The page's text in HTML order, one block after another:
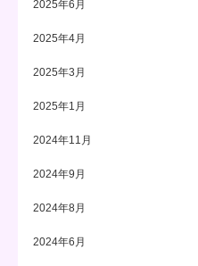
2025年6月
2025年4月
2025年3月
2025年1月
2024年11月
2024年9月
2024年8月
2024年6月